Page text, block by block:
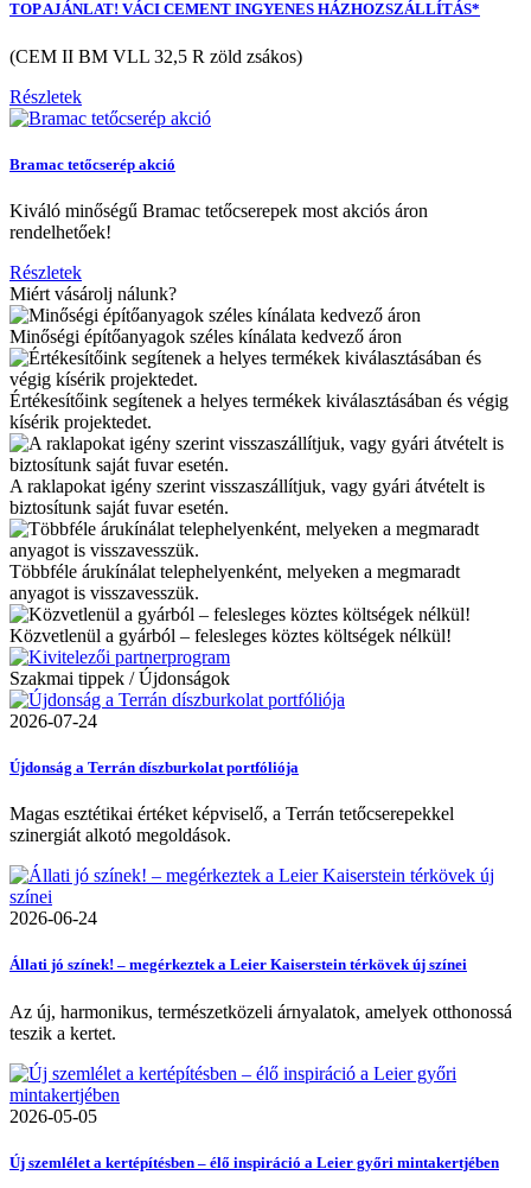
TOP AJÁNLAT! VÁCI CEMENT INGYENES HÁZHOZSZÁLLÍTÁS*
(CEM II BM VLL 32,5 R zöld zsákos)
Részletek
Bramac tetőcserép akció
Kiváló minőségű Bramac tetőcserepek most akciós áron
rendelhetőek!
Részletek
Miért vásárolj nálunk?
Minőségi építőanyagok széles kínálata kedvező áron
Értékesítőink segítenek a helyes termékek kiválasztásában és végig
kísérik projektedet.
A raklapokat igény szerint visszaszállítjuk, vagy gyári átvételt is
biztosítunk saját fuvar esetén.
Többféle árukínálat telephelyenként, melyeken a megmaradt
anyagot is visszavesszük.
Közvetlenül a gyárból – felesleges köztes költségek nélkül!
Szakmai tippek / Újdonságok
2026-07-24
Újdonság a Terrán díszburkolat portfóliója
Magas esztétikai értéket képviselő, a Terrán tetőcserepekkel
szinergiát alkotó megoldások.
2026-06-24
Állati jó színek! – megérkeztek a Leier Kaiserstein térkövek új színei
Az új, harmonikus, természetközeli árnyalatok, amelyek otthonossá
teszik a kertet.
2026-05-05
Új szemlélet a kertépítésben – élő inspiráció a Leier győri mintakertjében